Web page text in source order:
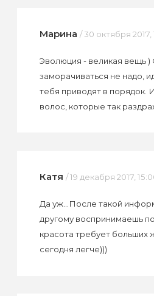
Марина / 30 октября 2017,
Эволюция - великая вещь )
заморачиваться не надо,
тебя приводят в порядок.
волос, которые так
Катя / 19 декабря 2017,
Да уж...После такой
другому воспринимаешь
красота требует больших
сегодня легче)))